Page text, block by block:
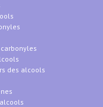
des alcools